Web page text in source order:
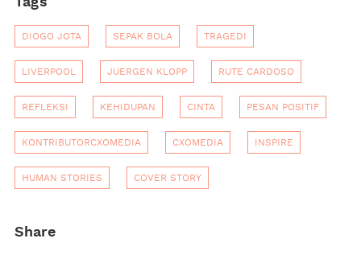
DIOGO JOTA SEPAK BOLA TRAGEDI
LIVERPOOL JUERGEN KLOPP RUTE CARDOSO
REFLEKSI KEHIDUPAN CINTA PESAN POSITIF
KONTRIBUTORCXOMEDIA CXOMEDIA INSPIRE
HUMAN STORIES COVER STORY
Share